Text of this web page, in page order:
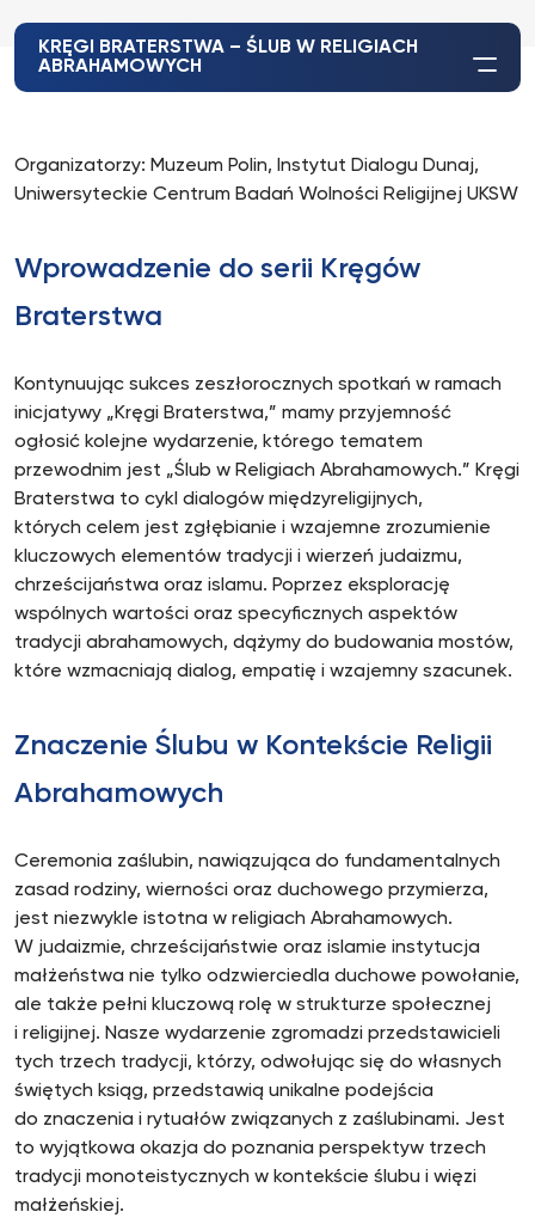
KRĘGI BRATERSTWA – ŚLUB W RELIGIACH
ABRAHAMOWYCH
Organizatorzy: Muzeum Polin, Instytut Dialogu Dunaj,
Uniwersyteckie Centrum Badań Wolności Religijnej UKSW
Wprowadzenie do serii Kręgów
Braterstwa
Kontynuując sukces zeszłorocznych spotkań w ramach
inicjatywy „Kręgi Braterstwa,” mamy przyjemność
ogłosić kolejne wydarzenie, którego tematem
przewodnim jest „Ślub w Religiach Abrahamowych.” Kręgi
Braterstwa to cykl dialogów międzyreligijnych,
których celem jest zgłębianie i wzajemne zrozumienie
kluczowych elementów tradycji i wierzeń judaizmu,
chrześcijaństwa oraz islamu. Poprzez eksplorację
wspólnych wartości oraz specyficznych aspektów
tradycji abrahamowych, dążymy do budowania mostów,
które wzmacniają dialog, empatię i wzajemny szacunek.
Znaczenie Ślubu w Kontekście Religii
Abrahamowych
Ceremonia zaślubin, nawiązująca do fundamentalnych
zasad rodziny, wierności oraz duchowego przymierza,
jest niezwykle istotna w religiach Abrahamowych.
W judaizmie, chrześcijaństwie oraz islamie instytucja
małżeństwa nie tylko odzwierciedla duchowe powołanie,
ale także pełni kluczową rolę w strukturze społecznej
i religijnej. Nasze wydarzenie zgromadzi przedstawicieli
tych trzech tradycji, którzy, odwołując się do własnych
świętych ksiąg, przedstawią unikalne podejścia
do znaczenia i rytuałów związanych z zaślubinami. Jest
to wyjątkowa okazja do poznania perspektyw trzech
tradycji monoteistycznych w kontekście ślubu i więzi
małżeńskiej.